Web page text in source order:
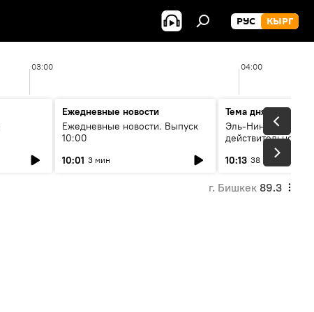
РУС КЫРГ
03:00 04:00
Ежедневные новости
Ежедневные новости. Выпуск
10:00
10:01 3 мин
Тема дня
Эль-Ниньо, жара и
действительно
погоду в
10:13 38 мин
г. Бишкек 89.3